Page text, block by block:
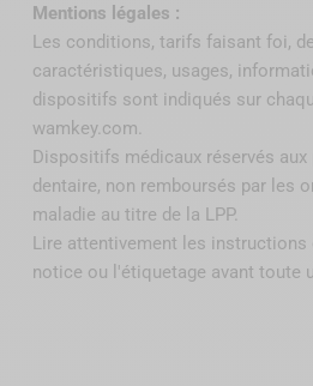
Accepter les
Mentions légales :
Les conditions, tarifs faisant foi,
caractéristiques, usages,
dispositifs sont indiqués sur
wamkey.com.
Dispositifs médicaux réservés
dentaire, non remboursés par les
maladie au titre de la LPP.
Lire attentivement les
notice ou l'étiquetage avant toute